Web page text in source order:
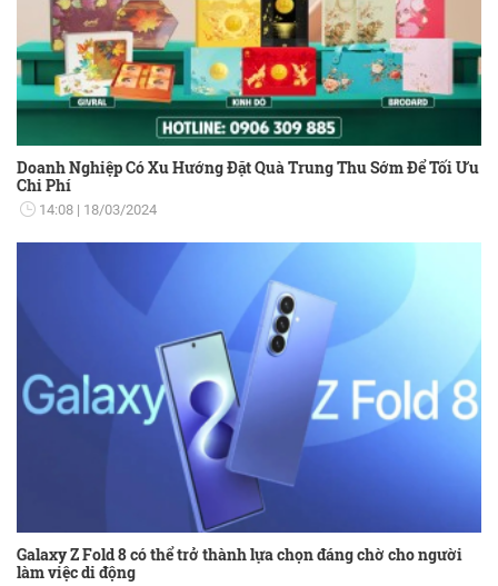
Doanh Nghiệp Có Xu Hướng Đặt Quà Trung Thu Sớm Để Tối Ưu
Chi Phí
14:08 18/03/2024
Galaxy Z Fold 8 có thể trở thành lựa chọn đáng chờ cho người
làm việc di động